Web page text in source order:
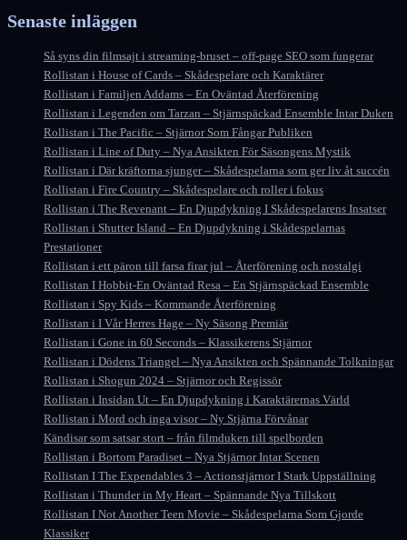
Senaste inläggen
Så syns din filmsajt i streaming-bruset – off-page SEO som fungerar
Rollistan i House of Cards – Skådespelare och Karaktärer
Rollistan i Familjen Addams – En Oväntad Återförening
Rollistan i Legenden om Tarzan – Stjärnspäckad Ensemble Intar Duken
Rollistan i The Pacific – Stjärnor Som Fångar Publiken
Rollistan i Line of Duty – Nya Ansikten För Säsongens Mystik
Rollistan i Där kräftorna sjunger – Skådespelarna som ger liv åt succén
Rollistan i Fire Country – Skådespelare och roller i fokus
Rollistan i The Revenant – En Djupdykning I Skådespelarens Insatser
Rollistan i Shutter Island – En Djupdykning i Skådespelarnas
Prestationer
Rollistan i ett päron till farsa firar jul – Återförening och nostalgi
Rollistan I Hobbit-En Oväntad Resa – En Stjärnspäckad Ensemble
Rollistan i Spy Kids – Kommande Återförening
Rollistan i I Vår Herres Hage – Ny Säsong Premiär
Rollistan i Gone in 60 Seconds – Klassikerens Stjärnor
Rollistan i Dödens Triangel – Nya Ansikten och Spännande Tolkningar
Rollistan i Shogun 2024 – Stjärnor och Regissör
Rollistan i Insidan Ut – En Djupdykning i Karaktärernas Värld
Rollistan i Mord och inga visor – Ny Stjärna Förvånar
Kändisar som satsar stort – från filmduken till spelborden
Rollistan i Bortom Paradiset – Nya Stjärnor Intar Scenen
Rollistan I The Expendables 3 – Actionstjärnor I Stark Uppställning
Rollistan i Thunder in My Heart – Spännande Nya Tillskott
Rollistan I Not Another Teen Movie – Skådespelarna Som Gjorde
Klassiker